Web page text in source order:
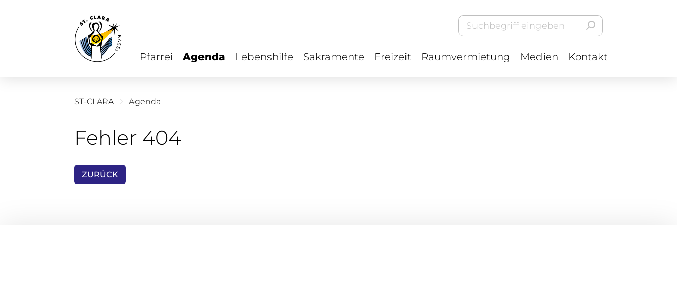
Pfarrei Agenda Lebenshilfe Sakramente Freizeit Raumvermietung Medien Kontakt
ST-CLARA Agenda
Fehler 404
ZURÜCK